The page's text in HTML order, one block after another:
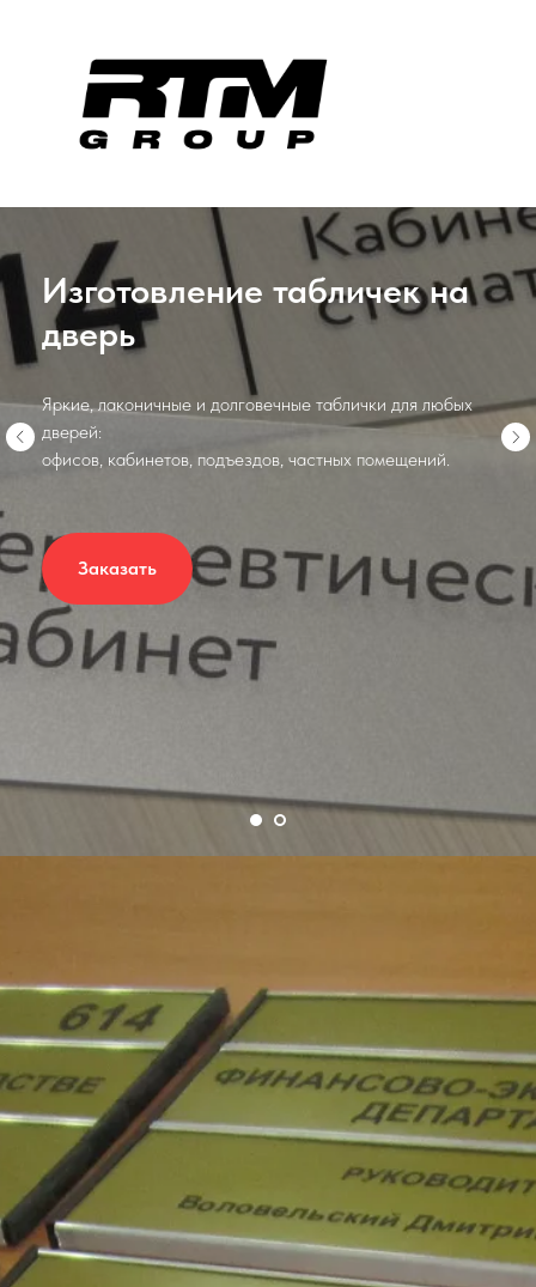
Клиент зайдет
в нужную дверь
Ваши клиенту всегда Вас найдут!
И Зайду в правильную дверь,